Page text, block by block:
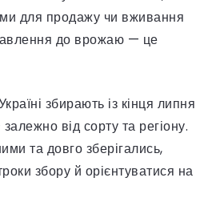
для продажу чи вживання
до врожаю — це
збирають із кінця липня
від сорту та регіону.
та довго зберігались,
збору й орієнтуватися на